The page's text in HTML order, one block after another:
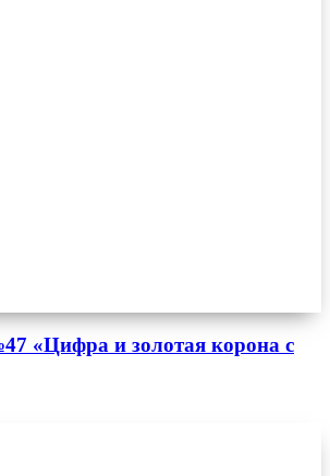
«Цифра и золотая корона с